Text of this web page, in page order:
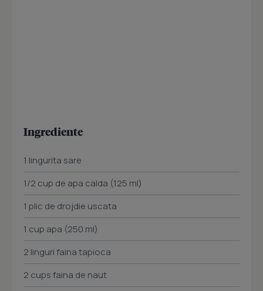
Ingrediente
1 lingurita sare
1/2 cup de apa calda (125 ml)
1 plic de drojdie uscata
1 cup apa (250 ml)
2 linguri faina tapioca
2 cups faina de naut